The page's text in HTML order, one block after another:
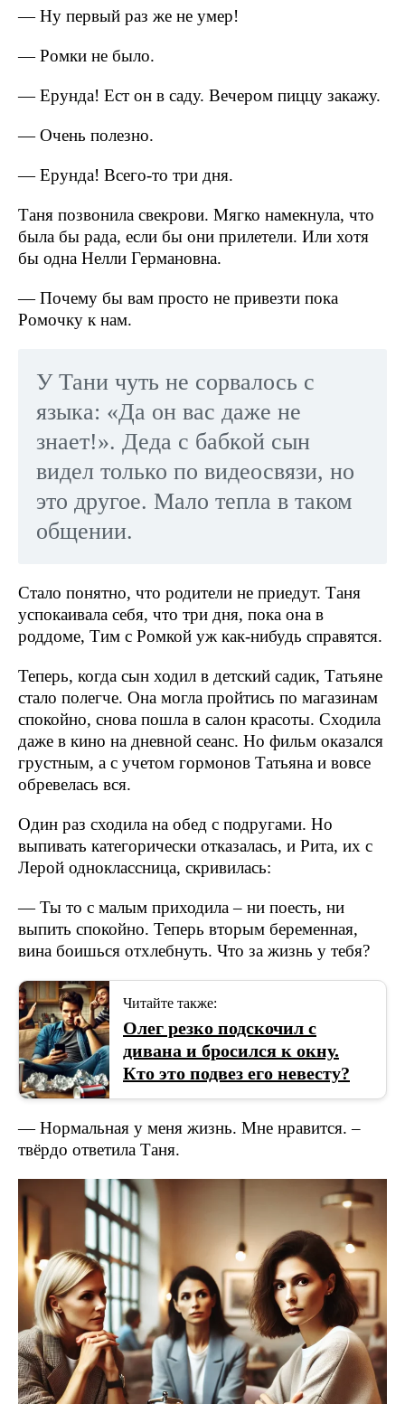
— Ну первый раз же не умер!
— Ромки не было.
— Ерунда! Ест он в саду. Вечером пиццу закажу.
— Очень полезно.
— Ерунда! Всего-то три дня.
Таня позвонила свекрови. Мягко намекнула, что
была бы рада, если бы они прилетели. Или хотя
бы одна Нелли Германовна.
— Почему бы вам просто не привезти пока
Ромочку к нам.
У Тани чуть не сорвалось с
языка: «Да он вас даже не
знает!». Деда с бабкой сын
видел только по видеосвязи, но
это другое. Мало тепла в таком
общении.
Стало понятно, что родители не приедут. Таня
успокаивала себя, что три дня, пока она в
роддоме, Тим с Ромкой уж как-нибудь справятся.
Теперь, когда сын ходил в детский садик, Татьяне
стало полегче. Она могла пройтись по магазинам
спокойно, снова пошла в салон красоты. Сходила
даже в кино на дневной сеанс. Но фильм оказался
грустным, а с учетом гормонов Татьяна и вовсе
обревелась вся.
Один раз сходила на обед с подругами. Но
выпивать категорически отказалась, и Рита, их с
Лерой одноклассница, скривилась:
— Ты то с малым приходила – ни поесть, ни
выпить спокойно. Теперь вторым беременная,
вина боишься отхлебнуть. Что за жизнь у тебя?
Читайте также:
Олег резко подскочил с
дивана и бросился к окну.
Кто это подвез его невесту?
— Нормальная у меня жизнь. Мне нравится. –
твёрдо ответила Таня.